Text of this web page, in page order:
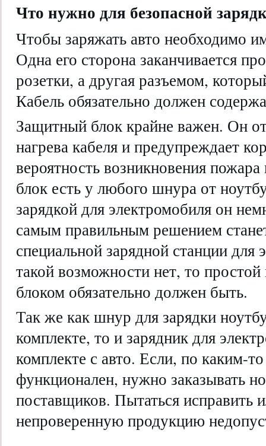
Что нужно для безопасной
Чтобы заряжать авто необходимо
Одна его сторона заканчивается
розетки, а другая разъемом,
Кабель обязательно должен
Защитный блок крайне важен. Он
нагрева кабеля и предупреждает
вероятность возникновения
блок есть у любого шнура от
зарядкой для электромобиля он
самым правильным решением
специальной зарядной станции
такой возможности нет, то
блоком обязательно должен быть.
Так же как шнур для зарядки
комплекте, то и зарядник для
комплекте с авто. Если, по каким-
функционален, нужно заказывать
поставщиков. Пытаться исправить
непроверенную продукцию